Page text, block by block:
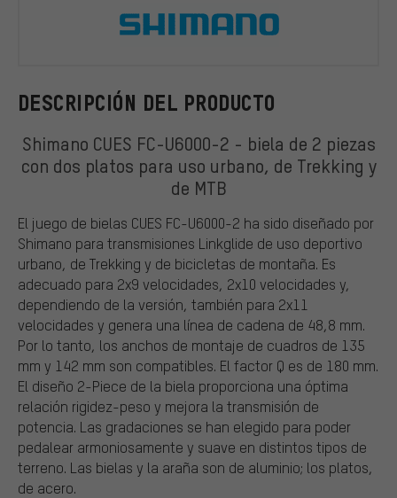
DESCRIPCIÓN DEL PRODUCTO
Shimano CUES FC-U6000-2 - biela de 2 piezas
con dos platos para uso urbano, de Trekking y
de MTB
El juego de bielas CUES FC-U6000-2 ha sido diseñado por
Shimano para transmisiones Linkglide de uso deportivo
urbano, de Trekking y de bicicletas de montaña. Es
adecuado para 2x9 velocidades, 2x10 velocidades y,
dependiendo de la versión, también para 2x11
velocidades y genera una línea de cadena de 48,8 mm.
Por lo tanto, los anchos de montaje de cuadros de 135
mm y 142 mm son compatibles. El factor Q es de 180 mm.
El diseño 2-Piece de la biela proporciona una óptima
relación rigidez-peso y mejora la transmisión de
potencia. Las gradaciones se han elegido para poder
pedalear armoniosamente y suave en distintos tipos de
terreno. Las bielas y la araña son de aluminio; los platos,
de acero.
Shimano